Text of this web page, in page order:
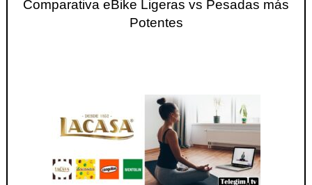
Comparativa eBike Ligeras vs Pesadas más
Potentes